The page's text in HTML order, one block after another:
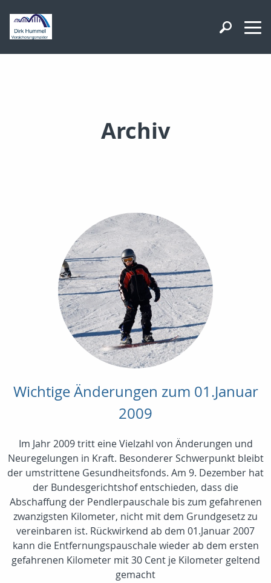
Archiv
Wichtige Änderungen zum 01.Januar
2009
Im Jahr 2009 tritt eine Vielzahl von Änderungen und
Neuregelungen in Kraft. Besonderer Schwerpunkt bleibt
der umstrittene Gesundheitsfonds. Am 9. Dezember hat
der Bundesgerichtshof entschieden, dass die
Abschaffung der Pendlerpauschale bis zum gefahrenen
zwanzigsten Kilometer, nicht mit dem Grundgesetz zu
vereinbaren ist. Rückwirkend ab dem 01.Januar 2007
kann die Entfernungspauschale wieder ab dem ersten
gefahrenen Kilometer mit 30 Cent je Kilometer geltend
gemacht